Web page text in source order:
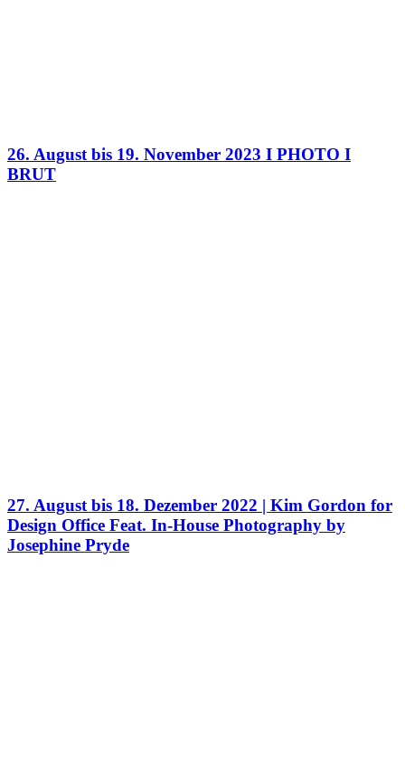
26. August bis 19. November 2023 I PHOTO I
BRUT
27. August bis 18. Dezember 2022 | Kim Gordon for
Design Office Feat. In-House Photography by
Josephine Pryde